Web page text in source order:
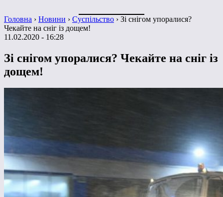
Головна › Новини › Суспільство › Зі снігом упоралися?
Чекайте на сніг із дощем!
11.02.2020 - 16:28
Зі снігом упоралися? Чекайте на сніг із
дощем!